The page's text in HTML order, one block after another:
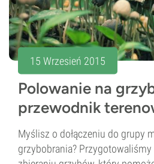
15 Wrzesień 2015
Polowanie na
przewodnik
Myślisz o dołączeniu do grupy
grzybobrania?